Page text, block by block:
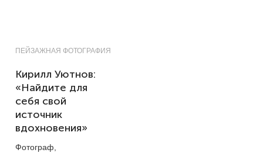
ПЕЙЗАЖНАЯ ФОТОГРАФИЯ
Кирилл Уютнов:
«Найдите для
себя свой
источник
вдохновения»
Фотограф,